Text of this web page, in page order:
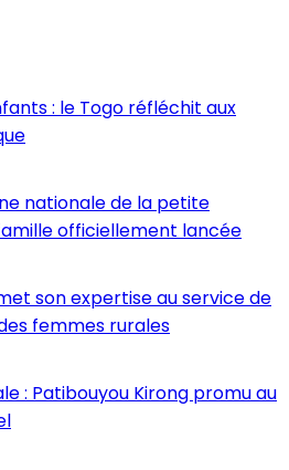
: le Togo réfléchit aux
nationale de la petite
officiellement lancée
son expertise au service de
femmes rurales
: Patibouyou Kirong promu au